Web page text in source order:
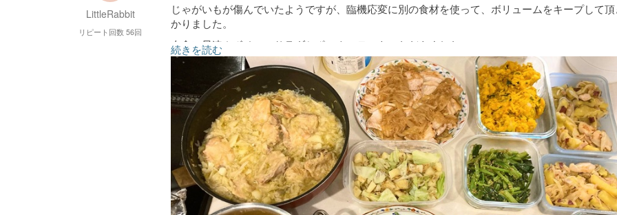
LittleRabbit
リピート回数 56回
じゃがいもが傷んでいたようですが、臨機応変に別の食材を使って、ボリュームをキープして
かりました。
夕食に早速カボチャのサラダとポークソテーをいただきました。
カボチャは丁度の潰し加減で、他の具材がいい味を出していました。
ポークソテーは玉ねぎのソースが甘くて美味しかったです。
いつもありがとうございます。
引き続き宜しくお願い致します。
小松菜の胡麻和え
人参と鶏ささみのマリネ
じゃがいもとキャベツとしらすのソテー
焼きナスの生姜マリネ
カボチャとベビーチーズのサラダ
さつまいもと鶏ささみのジャーマンポテト
続きを読む